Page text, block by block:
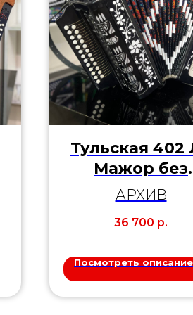
Тульская 402
Мажор без
регистров
АРХИВ
36 700 р.
Посмотреть описание